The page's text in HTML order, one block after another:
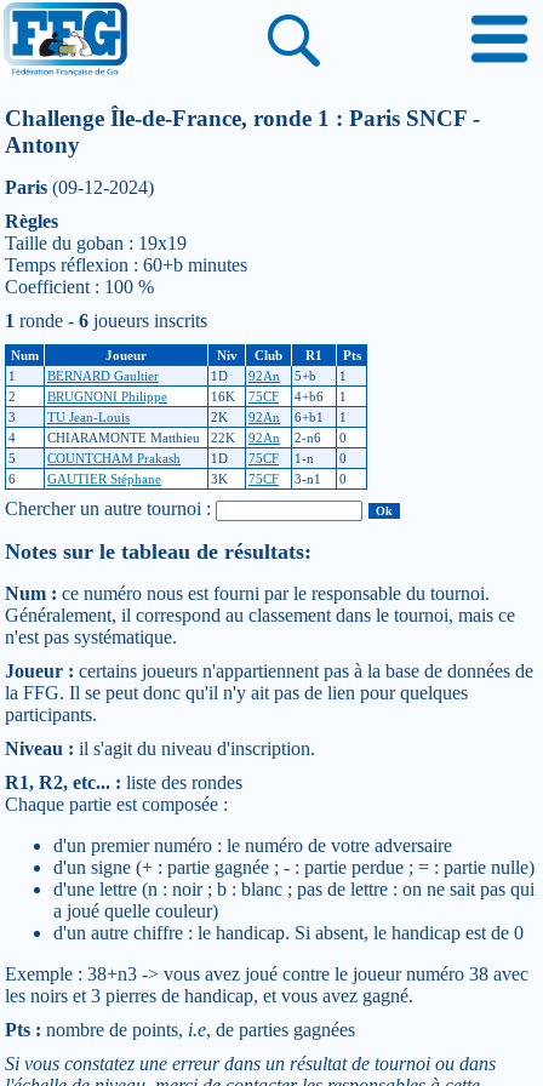
Challenge Île-de-France, ronde 1 : Paris SNCF -
Antony
Paris (09-12-2024)
Règles
Taille du goban : 19x19
Temps réflexion : 60+b minutes
Coefficient : 100 %
1 ronde - 6 joueurs inscrits
Num Joueur Niv Club R1
Pts
1
BERNARD Gaultier 1D 92An 5+b
1
2
BRUGNONI Philippe 16K 75CF 4+b6
1
3
TU Jean-Louis 2K 92An 6+b1
1
4
CHIARAMONTE Matthieu 22K 92An 2-n6
0
5
COUNTCHAM Prakash 1D 75CF 1-n
0
6
GAUTIER Stéphane 3K 75CF 3-n1 0
Chercher un autre tournoi :
Notes sur le tableau de résultats:
Num : ce numéro nous est fourni par le responsable du tournoi.
Généralement, il correspond au classement dans le tournoi, mais ce
n'est pas systématique.
Joueur : certains joueurs n'appartiennent pas à la base de données de
la FFG. Il se peut donc qu'il n'y ait pas de lien pour quelques
participants.
Niveau : il s'agit du niveau d'inscription.
R1, R2, etc... : liste des rondes
Chaque partie est composée :
d'un premier numéro : le numéro de votre adversaire
d'un signe (+ : partie gagnée ; - : partie perdue ; = : partie nulle)
d'une lettre (n : noir ; b : blanc ; pas de lettre : on ne sait pas qui
a joué quelle couleur)
d'un autre chiffre : le handicap. Si absent, le handicap est de 0
Exemple : 38+n3 -> vous avez joué contre le joueur numéro 38 avec
les noirs et 3 pierres de handicap, et vous avez gagné.
Pts : nombre de points, i.e, de parties gagnées
Si vous constatez une erreur dans un résultat de tournoi ou dans